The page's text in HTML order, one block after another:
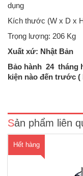
dụng
Kích thước (W x D x
Trọng lượng: 206 Kg
Xuất xứ: Nhật Bản
Bảo hành 24 tháng
kiện nào đến trước (
Sản phẩm liên
Hết hàng
Máy Photo kỹ thuật số,
đảo 2 mặt bản gốc